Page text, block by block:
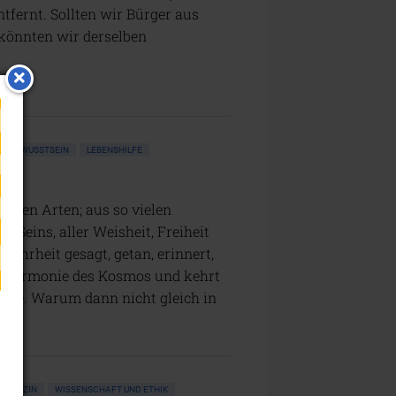
Sollten wir Bürger aus
wir derselben
BEWUSSTSEIN LEBENSHILFE
Arten; aus so vielen
Seins, aller Weisheit, Freiheit
gesagt, getan, erinnert,
des Kosmos und kehrt
Warum dann nicht gleich in
MEDIZIN WISSENSCHAFT UND ETHIK